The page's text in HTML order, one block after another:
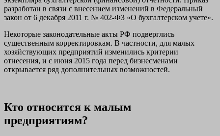
разработан в связи с внесением изменений в Федеральный
закон от 6 декабря 2011 г. № 402-ФЗ «О бухгалтерском учете».
Некоторые законодательные акты РФ подверглись
существенным корректировкам. В частности, для малых
хозяйствующих предприятий изменились критерии
отнесения, и с июня 2015 года перед бизнесменами
открывается ряд дополнительных возможностей.
Кто относится к малым
предприятиям?